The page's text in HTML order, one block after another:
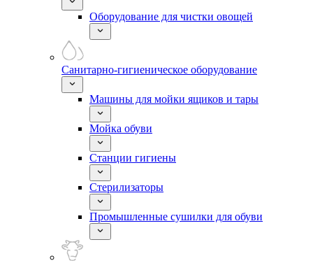
Оборудование для чистки овощей
Санитарно-гигиеническое оборудование
Машины для мойки ящиков и тары
Мойка обуви
Станции гигиены
Стерилизаторы
Промышленные сушилки для обуви